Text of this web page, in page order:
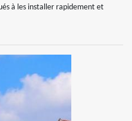
à les installer rapidement et